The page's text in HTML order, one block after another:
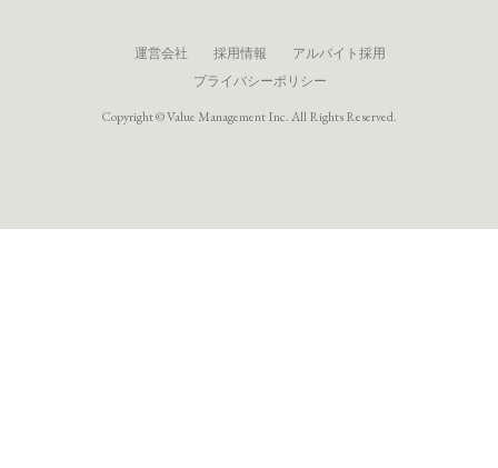
運営会社 採用情報
アルバイト採用
プライバシーポリシー
Copyright © Value Management Inc. All Rights Reserved.